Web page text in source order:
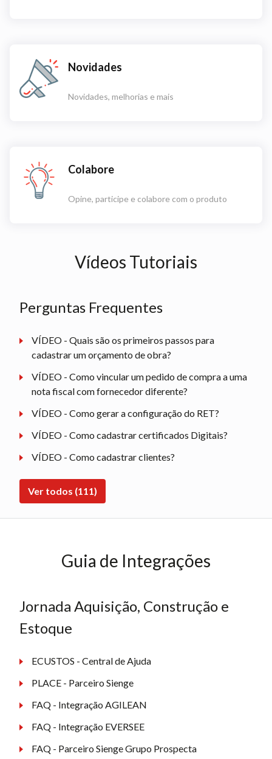
Novidades
Novidades, melhorias e mais
Colabore
Opine, participe e colabore com o produto
Vídeos Tutoriais
Perguntas Frequentes
VÍDEO - Quais são os primeiros passos para
cadastrar um orçamento de obra?
VÍDEO - Como vincular um pedido de compra a uma
nota fiscal com fornecedor diferente?
VÍDEO - Como gerar a configuração do RET?
VÍDEO - Como cadastrar certificados Digitais?
VÍDEO - Como cadastrar clientes?
Ver todos (111)
Guia de Integrações
Jornada Aquisição, Construção e
Estoque
ECUSTOS - Central de Ajuda
PLACE - Parceiro Sienge
FAQ - Integração AGILEAN
FAQ - Integração EVERSEE
FAQ - Parceiro Sienge Grupo Prospecta